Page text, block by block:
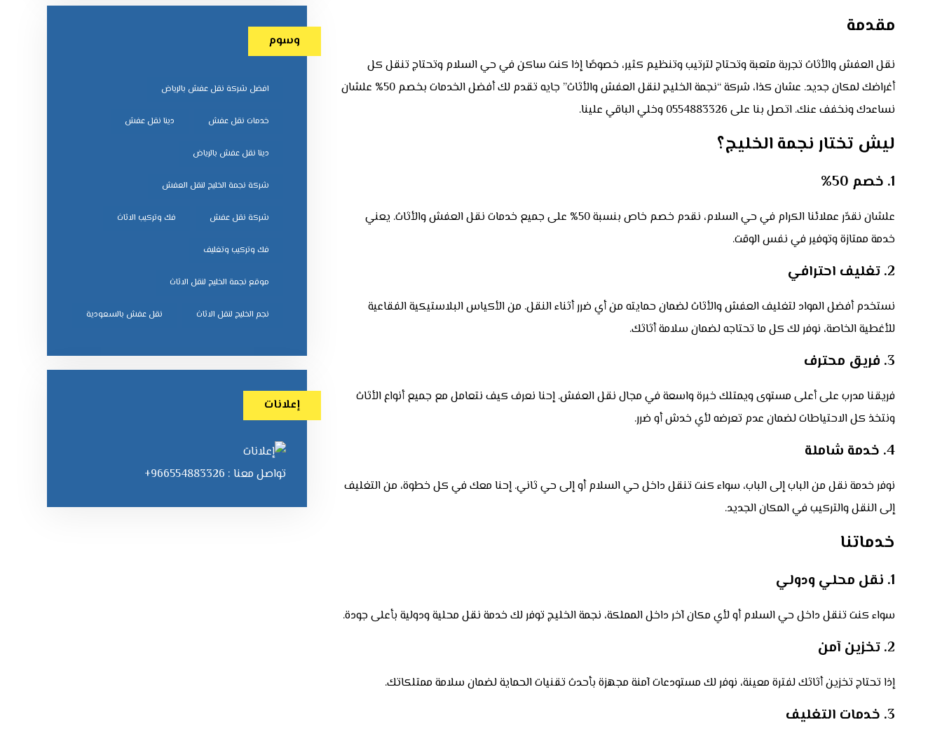
مقدمة
نقل العفش والأثاث تجربة متعبة وتحتاج لترتيب وتنظيم كثير، خصوصًا إذا كنت ساكن في حي السلام وتحتاج تنقل كل
أغراضك لمكان جديد. عشان كذا، شركة “نجمة الخليج لنقل العفش والأثاث” جايه تقدم لك أفضل الخدمات بخصم 50% علشان
نساعدك ونخفف عنك. اتصل بنا على 0554883326 وخلي الباقي علينا.
ليش تختار نجمة الخليج؟
1. خصم 50%
علشان نقدّر عملائنا الكرام في حي السلام، نقدم خصم خاص بنسبة 50% على جميع خدمات نقل العفش والأثاث. يعني
خدمة ممتازة وتوفير في نفس الوقت.
2. تغليف احترافي
نستخدم أفضل المواد لتغليف العفش والأثاث لضمان حمايته من أي ضرر أثناء النقل. من الأكياس البلاستيكية الفقاعية
للأغطية الخاصة، نوفر لك كل ما تحتاجه لضمان سلامة أثاثك.
3. فريق محترف
فريقنا مدرب على أعلى مستوى ويمتلك خبرة واسعة في مجال نقل العفش. إحنا نعرف كيف نتعامل مع جميع أنواع الأثاث
ونتخذ كل الاحتياطات لضمان عدم تعرضه لأي خدش أو ضرر.
4. خدمة شاملة
نوفر خدمة نقل من الباب إلى الباب، سواء كنت تنقل داخل حي السلام أو إلى حي ثاني. إحنا معك في كل خطوة، من التغليف
إلى النقل والتركيب في المكان الجديد.
خدماتنا
1. نقل محلي ودولي
سواء كنت تنقل داخل حي السلام أو لأي مكان آخر داخل المملكة، نجمة الخليج توفر لك خدمة نقل محلية ودولية بأعلى جودة.
2. تخزين آمن
إذا تحتاج تخزين أثاثك لفترة معينة، نوفر لك مستودعات آمنة مجهزة بأحدث تقنيات الحماية لضمان سلامة ممتلكاتك.
3. خدمات التغليف
وسوم
افضل شركة نقل عفش بالرياض
خدمات نقل عفش دينا نقل عفش
دينا نقل عفش بالرياض
شركة نجمة الخليج لنقل العفش
شركة نقل عفش فك وتركيب الاثاث
فك وتركيب وتغليف
موقع نجمة الخليج لنقل الاثاث
نجم الخليج لنقل الاثاث نقل عفش بالسعودية
إعلانات
تواصل معنا : 966554883326+